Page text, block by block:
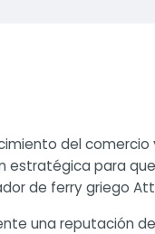
del
para
de ferry griego
una reputación